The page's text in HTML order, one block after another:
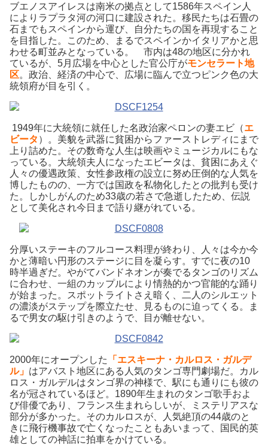
ブエノスアイレスは南米の拠点として1586年スペイン人
によりラプラタ河の河口に建設された。移民たちは石畳の
石までもスペインから運び、自分たちの国を再現すること
を目指した。このため、まるでスペインかイタリアかと思
わせる町並みとなっている。 市内は48の地区に分かれ
ているが、5月広場を中心とした官公庁がモンセラート地
区。政治、経済の中心で、広場に臨んで立つピンク色の大
統領府が目を引く。
1949年に大統領に就任した名政治家ペロンの妻エビ（エ
ビータ ）。美貌を武器に貧困からファーストレディにまで
上り詰めた。その数奇な人生は映画やミュージカルにもな
っている。大統領夫人になったエビータは、貧困にあえぐ
人々の優遇政策、女性参政権の設立に努め圧倒的な人気を
博したものの、一方では国政を私物化したとの批判も受け
た。しかしがんのため33歳の若さで急逝したため、伝説
として美化され今日まで語り継がれている。
分厚いステーキのフルコース料理が終わり、人々は今か今
かと薄暗い円形のステージに目を凝らす。すでに夜の10
時半過ぎだ。やがてバンドネオンが奏でるタンゴのリズム
に合わせ、一組のカップルにより情熱的かつ官能的な踊り
が始まった。スポットライトさえ暗く、二人のシルエット
の濃淡がステップを際立たせ、見るものに迫ってくる。ま
るで男女の駆け引きのようで、目が離せない。
2000年にオープンした
「エスキーナ・カルロス・ガルデ
ル」 はアバスト地区にある人気のタンゴ専門劇場だ。カル
ロス・ガルデルはタンゴ界の神様で、駅にも通りにも彼の
名が冠されているほど。1890年生まれのタンゴ歌手およ
び俳優であり、フランス生まれらしいが、ミステリアスな
部分が多かった。そのカルロスが、人気絶頂の44歳のと
きに飛行機事故で亡くなったこともあいまって、国民的英
雄としての神話に拍車をかけている。